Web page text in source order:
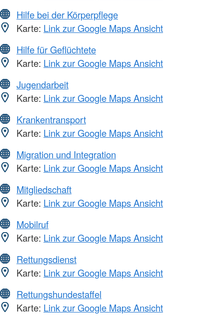
Hilfe bei der Körperpflege
Karte: Link zur Google Maps Ansicht
Hilfe für Geflüchtete
Karte: Link zur Google Maps Ansicht
Jugendarbeit
Karte: Link zur Google Maps Ansicht
Krankentransport
Karte: Link zur Google Maps Ansicht
Migration und Integration
Karte: Link zur Google Maps Ansicht
Mitgliedschaft
Karte: Link zur Google Maps Ansicht
Mobilruf
Karte: Link zur Google Maps Ansicht
Rettungsdienst
Karte: Link zur Google Maps Ansicht
Rettungshundestaffel
Karte: Link zur Google Maps Ansicht